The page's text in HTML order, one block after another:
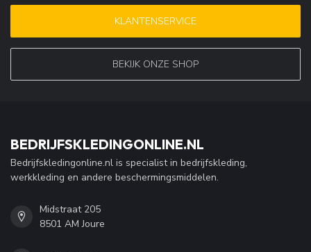
KLANTENSERVICE
BEKIJK ONZE SHOP
BEDRIJFSKLEDINGONLINE.NL
Bedrijfskledingonline.nl is specialist in bedrijfskleding,
werkkleding en andere beschermingsmiddelen.
Midstraat 205
8501 AM Joure